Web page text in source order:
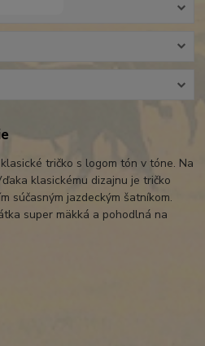
tričko s logom tón v tóne. Na
klasickému dizajnu je tričko
súčasným jazdeckým šatníkom.
super mäkká a pohodlná na